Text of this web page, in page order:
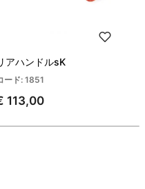
アハンドルsK
ード: 1851
113,00